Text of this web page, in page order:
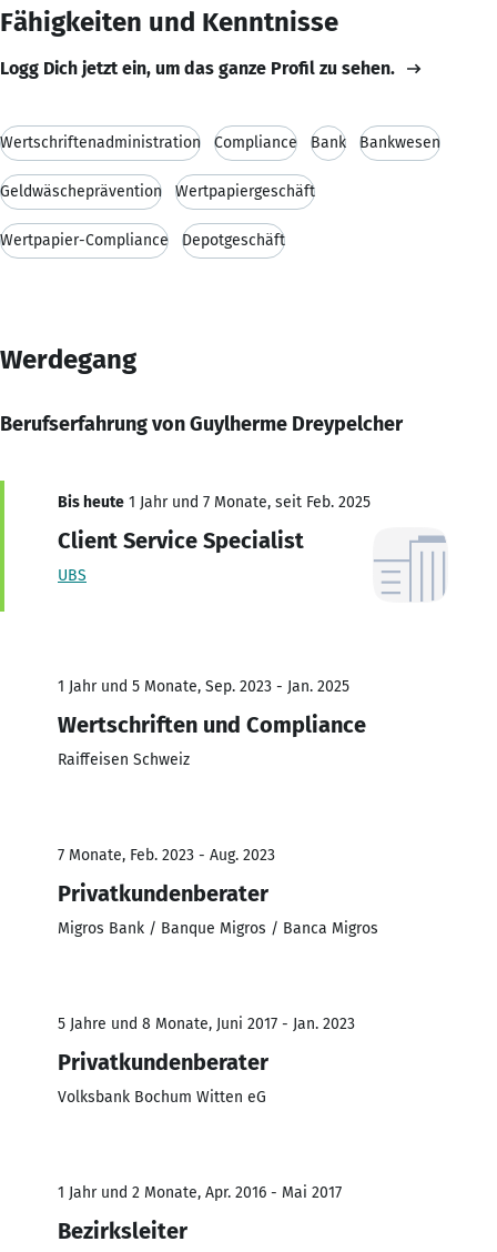
Fähigkeiten und Kenntnisse
Logg Dich jetzt ein, um das ganze Profil zu sehen.
Wertschriftenadministration Compliance Bank Bankwesen
Geldwäscheprävention Wertpapiergeschäft
Wertpapier-Compliance Depotgeschäft
Werdegang
Berufserfahrung von Guylherme Dreypelcher
Bis heute 1 Jahr und 7 Monate, seit Feb. 2025
Client Service Specialist
UBS
1 Jahr und 5 Monate, Sep. 2023 - Jan. 2025
Wertschriften und Compliance
Raiffeisen Schweiz
7 Monate, Feb. 2023 - Aug. 2023
Privatkundenberater
Migros Bank / Banque Migros / Banca Migros
5 Jahre und 8 Monate, Juni 2017 - Jan. 2023
Privatkundenberater
Volksbank Bochum Witten eG
1 Jahr und 2 Monate, Apr. 2016 - Mai 2017
Bezirksleiter